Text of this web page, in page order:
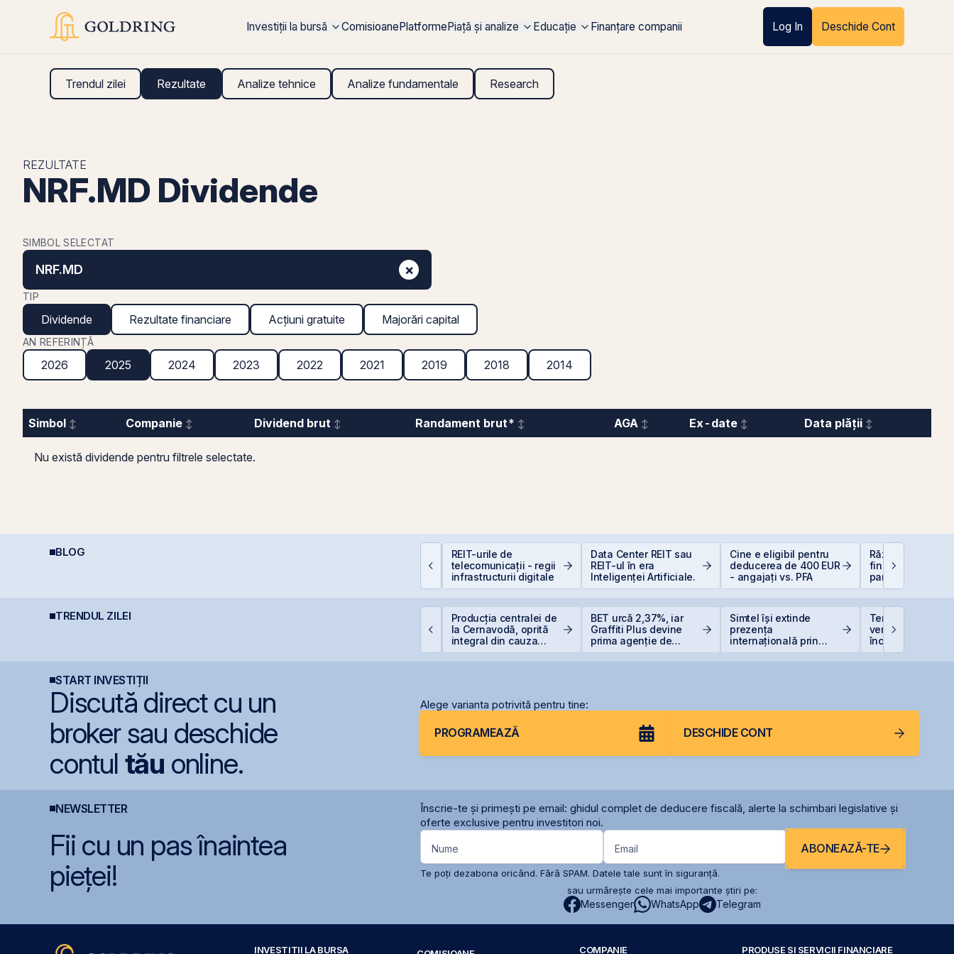
Investiții la bursă ComisioanePlatformePiață și analize Educație Finanțare companii Log In Deschide Cont
Trendul zilei Rezultate Analize tehnice Analize fundamentale Research
REZULTATE
NRF.MD Dividende
SIMBOL SELECTAT
NRF.MD ×
TIP
Dividende Rezultate financiare Acțiuni gratuite Majorări capital
AN REFERINȚĂ
2026 2025 2024 2023 2022 2021 2019 2018 2014
Simbol Companie Dividend brut Randament brut* AGA Ex-date Data plății
Nu există dividende pentru filtrele selectate.
BLOG
Șocurile petroliere:
REIT-urile de
telecomunicații - regii
infrastructurii digitale
Data Center REIT sau
REIT-ul în era
Inteligenței Artificiale.
Cine e eligibil pentru
deducerea de 400 EUR
- angajați vs. PFA
Război și piețe
financiare: de ce
panica este cel
scump sfat
TRENDUL ZILEI
Moody’s avertizează
Producția centralei de
la Cernavodă, oprită
integral din cauza
BET urcă 2,37%, iar
Graffiti Plus devine
prima agenție de
Simtel își extinde
prezența
internațională prin
TeraPlast își
veniturile cu 4%,
încheie primul
semestru cu o
START INVESTIȚII
Discută direct cu un
broker sau deschide
contul tău online.
Alege varianta potrivită pentru tine:
PROGRAMEAZĂ DESCHIDE CONT
NEWSLETTER
Înscrie-te și primești pe email: ghidul complet de deducere fiscală, alerte la schimbari legislative și
oferte exclusive pentru investitori noi.
Fii cu un pas înaintea
pieței!
Nume Email ABONEAZĂ-TE
Te poți dezabona oricând. Fără SPAM. Datele tale sunt în siguranță.
sau urmărește cele mai importante știri pe:
Messenger WhatsApp Telegram
INVESTIȚII LA BURSA COMPANIE PRODUSE ȘI SERVICII FINANCIARE